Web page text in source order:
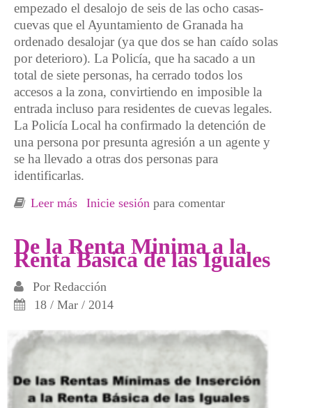
empezado el desalojo de seis de las ocho casas-
cuevas que el Ayuntamiento de Granada ha
ordenado desalojar (ya que dos se han caído solas
por deterioro). La Policía, que ha sacado a un
total de siete personas, ha cerrado todos los
accesos a la zona, convirtiendo en imposible la
entrada incluso para residentes de cuevas legales.
La Policía Local ha confirmado la detención de
una persona por presunta agresión a un agente y
se ha llevado a otras dos personas para
identificarlas.
Leer más sobre Desalojo sorpresa de las cuevas de San
#DesalojoCuevas
Inicie sesión para comentar
De la Renta Minima a la
Renta Basica de las Iguales
Por Redacción
18 / Mar / 2014